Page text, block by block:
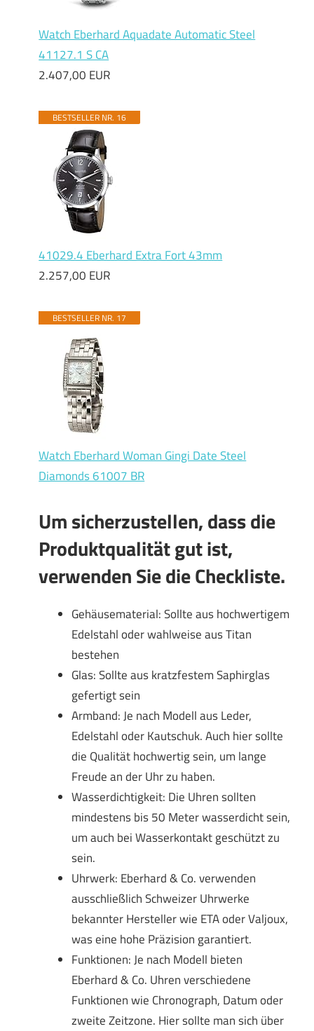
Watch Eberhard Aquadate Automatic Steel
41127.1 S CA
2.407,00 EUR
BESTSELLER NR. 16
41029.4 Eberhard Extra Fort 43mm
2.257,00 EUR
BESTSELLER NR. 17
Watch Eberhard Woman Gingi Date Steel
Diamonds 61007 BR
Um sicherzustellen, dass die
Produktqualität gut ist,
verwenden Sie die Checkliste.
Gehäusematerial: Sollte aus hochwertigem
Edelstahl oder wahlweise aus Titan
bestehen
Glas: Sollte aus kratzfestem Saphirglas
gefertigt sein
Armband: Je nach Modell aus Leder,
Edelstahl oder Kautschuk. Auch hier sollte
die Qualität hochwertig sein, um lange
Freude an der Uhr zu haben.
Wasserdichtigkeit: Die Uhren sollten
mindestens bis 50 Meter wasserdicht sein,
um auch bei Wasserkontakt geschützt zu
sein.
Uhrwerk: Eberhard & Co. verwenden
ausschließlich Schweizer Uhrwerke
bekannter Hersteller wie ETA oder Valjoux,
was eine hohe Präzision garantiert.
Funktionen: Je nach Modell bieten
Eberhard & Co. Uhren verschiedene
Funktionen wie Chronograph, Datum oder
zweite Zeitzone. Hier sollte man sich über